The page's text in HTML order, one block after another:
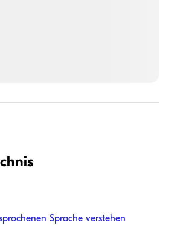
Sprache verstehen